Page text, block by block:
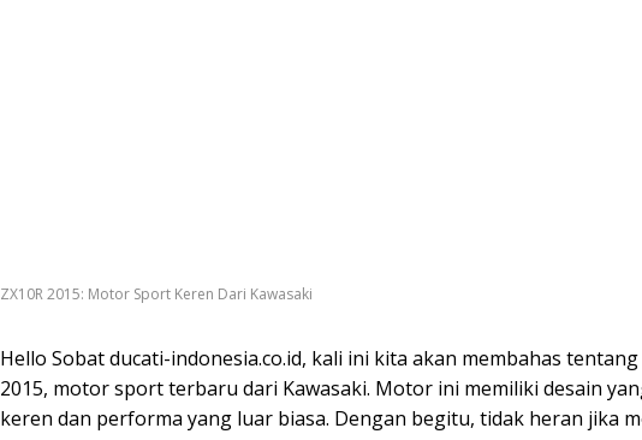
ZX10R 2015: Motor Sport Keren Dari Kawasaki
Hello Sobat ducati-indonesia.co.id, kali ini kita akan membahas tentang
2015, motor sport terbaru dari Kawasaki. Motor ini memiliki desain
keren dan performa yang luar biasa. Dengan begitu, tidak heran jika